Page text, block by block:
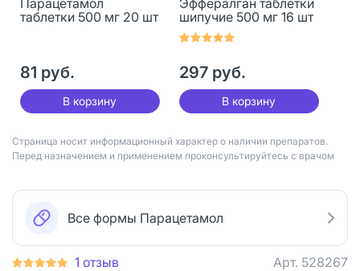
таблетки 500 мг 20 шт
81 руб.
В корзину
шипучие 500 мг 16 шт
297 руб.
В корзину
Страница носит информационный характер о наличии препаратов.
Перед назначением и применением проконсультируйтесь с врачом
Все формы Парацетамол
1 отзыв Арт. 528267